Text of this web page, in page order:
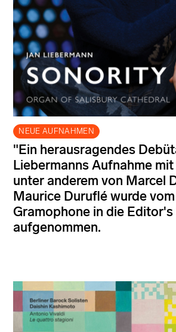
NEUE AUFNAHMEN
"Ein herausragendes
Liebermanns Aufnahme
unter anderem von Marcel
Maurice Duruflé wurde
Gramophone in die Editor's
aufgenommen.